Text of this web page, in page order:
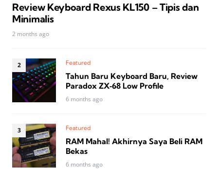
Review Keyboard Rexus KL150 – Tipis dan
Minimalis
2 months ago
Featured
Tahun Baru Keyboard Baru, Review
Paradox ZX‑68 Low Profile
6 months ago
Featured
RAM Mahal! Akhirnya Saya Beli RAM
Bekas
6 months ago